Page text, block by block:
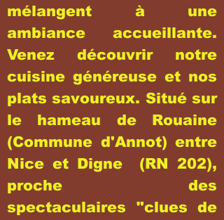
mélangent à une
ambiance accueillante.
Venez découvrir notre
cuisine généreuse et nos
plats savoureux. Situé sur
le hameau de Rouaine
(Commune d'Annot) entre
Nice et Digne (RN 202),
proche des
spectaculaires "clues de